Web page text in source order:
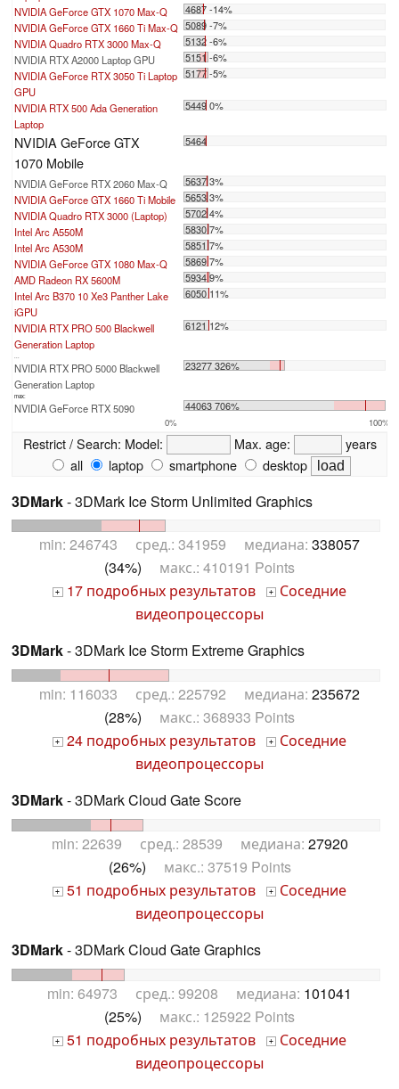
NVIDIA GeForce GTX 1070 Max-Q
4687 -14%
NVIDIA GeForce GTX 1660 Ti Max-Q 5089 -7%
NVIDIA Quadro RTX 3000 Max-Q
5132 -6%
NVIDIA RTX A2000 Laptop GPU
5151 -6%
NVIDIA GeForce RTX 3050 Ti Laptop
GPU
5177 -5%
NVIDIA RTX 500 Ada Generation
Laptop
5449 0%
NVIDIA GeForce GTX
1070 Mobile
5464
NVIDIA GeForce RTX 2060 Max-Q
5637 3%
NVIDIA GeForce GTX 1660 Ti Mobile
5653 3%
NVIDIA Quadro RTX 3000 (Laptop)
5702 4%
Intel Arc A550M
5830 7%
Intel Arc A530M
5851 7%
NVIDIA GeForce GTX 1080 Max-Q
5869 7%
AMD Radeon RX 5600M
5934 9%
Intel Arc B370 10 Xe3 Panther Lake
iGPU
6050 11%
NVIDIA RTX PRO 500 Blackwell
Generation Laptop
6121 12%
NVIDIA RTX PRO 5000 Blackwell
Generation Laptop
23277 326%
max:
NVIDIA GeForce RTX 5090 44063 706%
0% 100%
Restrict / Search: Model: Max. age:
years
all
laptop smartphone desktop
3DMark- 3DMark Ice Storm Unlimited Graphics
min: 246743 сред.: 341959 медиана: 338057
(34%) макс.: 410191 Points
+ 17 подробных результатов +
Соседние
видеопроцессоры
3DMark- 3DMark Ice Storm Extreme Graphics
min: 116033 сред.: 225792 медиана: 235672
(28%) макс.: 368933 Points
+ 24 подробных результатов +
Соседние
видеопроцессоры
3DMark- 3DMark Cloud Gate Score
min: 22639 сред.: 28539 медиана: 27920
(26%) макс.: 37519 Points
+ 51 подробных результатов +
Соседние
видеопроцессоры
3DMark- 3DMark Cloud Gate Graphics
min: 64973 сред.: 99208 медиана: 101041
(25%) макс.: 125922 Points
+ 51 подробных результатов +
Соседние
видеопроцессоры